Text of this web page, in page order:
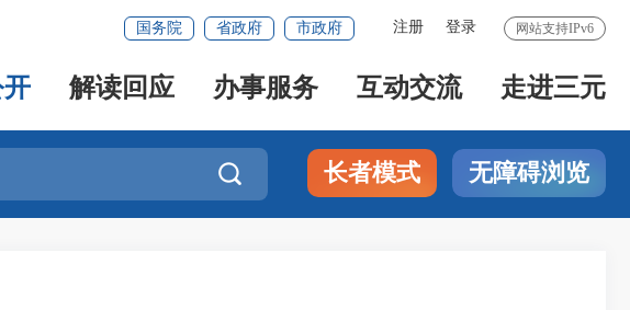
网站支持IPv6
注册 登录
国务院 省政府 市政府
解读回应 办事服务 互动交流 走进三元
 长者模式 无障碍浏览